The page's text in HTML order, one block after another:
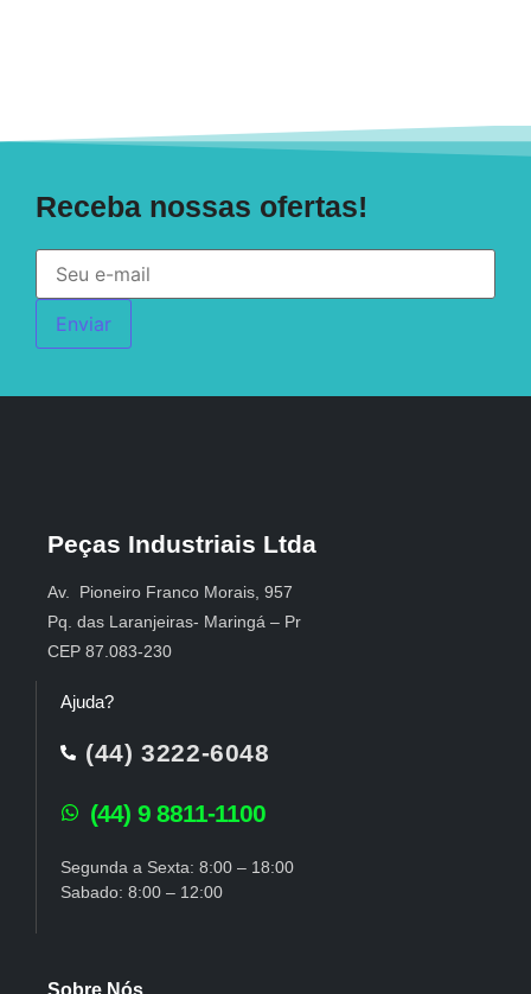
Receba nossas ofertas!
Enviar
Peças Industriais Ltda
Av. Pioneiro Franco Morais, 957
Pq. das Laranjeiras- Maringá – Pr
CEP 87.083-230
Ajuda?
(44) 3222-6048
(44) 9 8811-1100
Segunda a Sexta: 8:00 – 18:00
Sabado: 8:00 – 12:00